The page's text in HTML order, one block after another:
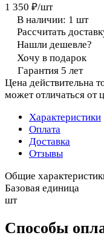
1 350 ₽/шт
В наличии: 1 шт
Рассчитать
Нашли дешевле?
Хочу в подарок
Гарантия 5 лет
Цена действительна
может отличаться от
Характеристики
Оплата
Доставка
Отзывы
Общие
Базовая единица
шт
Способы